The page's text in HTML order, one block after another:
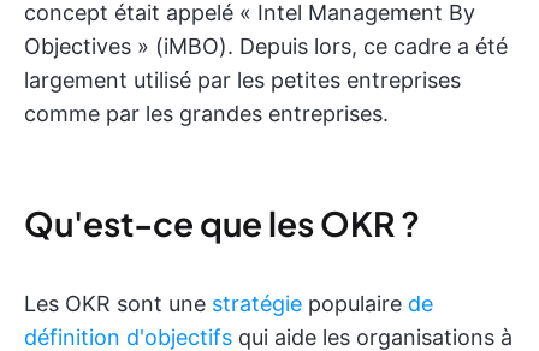
concept était appelé « Intel Management By
Objectives » (iMBO). Depuis lors, ce cadre a été
largement utilisé par les petites entreprises
comme par les grandes entreprises.
Qu'est-ce que les OKR ?
Les OKR sont une stratégie populaire de
définition d'objectifs qui aide les organisations à